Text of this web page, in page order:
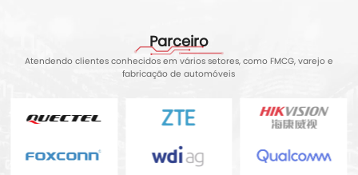
Parceiro
Atendendo clientes conhecidos em vários setores, como FMCG, varejo e
fabricação de automóveis